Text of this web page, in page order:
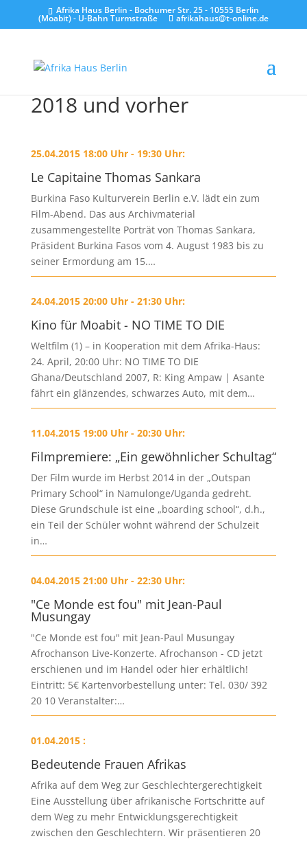
Afrika Haus Berlin - Bochumer Str. 25 - 10555 Berlin
(Moabit) - U-Bahn Turmstraße afrikahaus@t-online.de
2018 und vorher
25.04.2015 18:00 Uhr - 19:30 Uhr:
Le Capitaine Thomas Sankara
Burkina Faso Kulturverein Berlin e.V. lädt ein zum
Film-Abend. Das aus Archivmaterial
zusammengestellte Porträt von Thomas Sankara,
Präsident Burkina Fasos vom 4. August 1983 bis zu
seiner Ermordung am 15.…
24.04.2015 20:00 Uhr - 21:30 Uhr:
Kino für Moabit - NO TIME TO DIE
Weltfilm (1) – in Kooperation mit dem Afrika-Haus:
24. April, 20:00 Uhr: NO TIME TO DIE
Ghana/Deutschland 2007, R: King Ampaw | Asante
fährt ein glänzendes, schwarzes Auto, mit dem…
11.04.2015 19:00 Uhr - 20:30 Uhr:
Filmpremiere: „Ein gewöhnlicher Schultag“
Der Film wurde im Herbst 2014 in der „Outspan
Primary School“ in Namulonge/Uganda gedreht.
Diese Grundschule ist eine „boarding school“, d.h.,
ein Teil der Schüler wohnt während der Schulzeit
in…
04.04.2015 21:00 Uhr - 22:30 Uhr:
"Ce Monde est fou" mit Jean-Paul
Musungay
"Ce Monde est fou" mit Jean-Paul Musungay
Afrochanson Live-Konzerte. Afrochanson - CD jetzt
erschienen und im Handel oder hier erhältlich!
Eintritt: 5€ Kartenvorbestellung unter: Tel. 030/ 392
20 10 Veranstalter:…
01.04.2015 :
Bedeutende Frauen Afrikas
Afrika auf dem Weg zur Geschlechtergerechtigkeit
Eine Ausstellung über afrikanische Fortschritte auf
dem Weg zu mehr Entwicklungsgerechtigkeit
zwischen den Geschlechtern. Wir präsentieren 20